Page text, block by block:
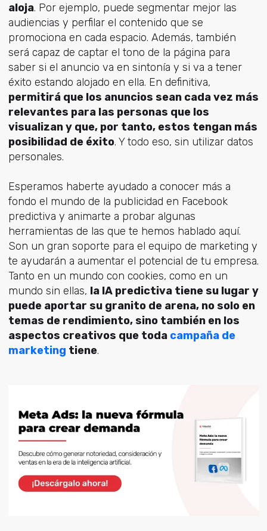
aloja. Por ejemplo, puede segmentar mejor las
audiencias y perfilar el contenido que se
promociona en cada espacio. Además, también
será capaz de captar el tono de la página para
saber si el anuncio va en sintonía y si va a tener
éxito estando alojado en ella. En definitiva,
permitirá que los anuncios sean cada vez más
relevantes para las personas que los
visualizan y que, por tanto, estos tengan más
posibilidad de éxito. Y todo eso, sin utilizar datos
personales.
Esperamos haberte ayudado a conocer más a
fondo el mundo de la publicidad en Facebook
predictiva y animarte a probar algunas
herramientas de las que te hemos hablado aquí.
Son un gran soporte para el equipo de marketing y
te ayudarán a aumentar el potencial de tu empresa.
Tanto en un mundo con cookies, como en un
mundo sin ellas, la IA predictiva tiene su lugar y
puede aportar su granito de arena, no solo en
temas de rendimiento, sino también en los
aspectos creativos que toda campaña de
marketing tiene.